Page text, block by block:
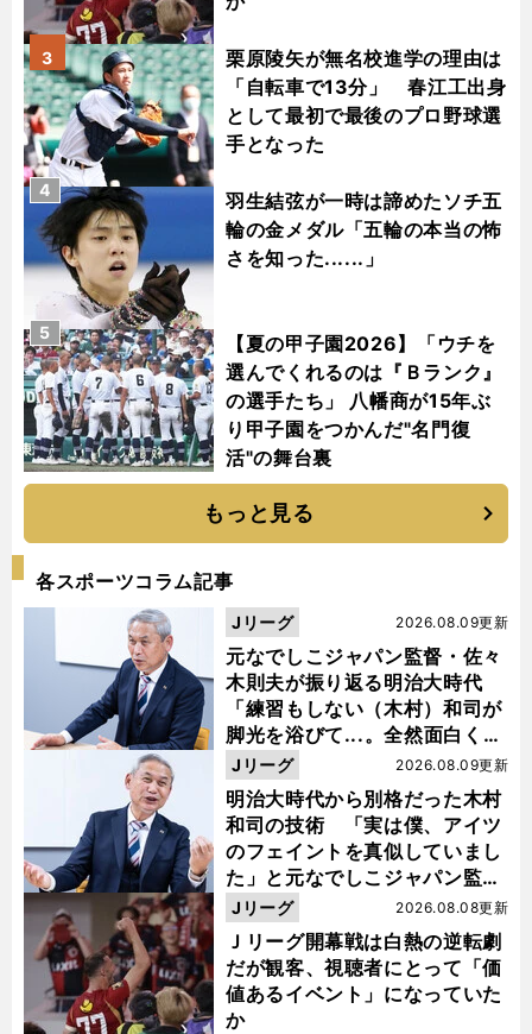
栗原陵矢が無名校進学の理由は
「自転車で13分」 春江工出身
として最初で最後のプロ野球選
手となった
3
羽生結弦が一時は諦めたソチ五
輪の金メダル「五輪の本当の怖
さを知った......」
4
【夏の甲子園2026】「ウチを
選んでくれるのは『Ｂランク』
の選手たち」 八幡商が15年ぶ
り甲子園をつかんだ"名門復
活"の舞台裏
5
もっと見る
各スポーツコラム記事
元なでしこジャパン監督・佐々
木則夫が振り返る明治大時代
「練習もしない（木村）和司が
脚光を浴びて...。全然面白くな
い４年間でした」
2026.08.09更新
Jリーグ
明治大時代から別格だった木村
和司の技術 「実は僕、アイツ
のフェイントを真似していまし
た」と元なでしこジャパン監
督・佐々木則夫
2026.08.09更新
Jリーグ
Ｊリーグ開幕戦は白熱の逆転劇
だが観客、視聴者にとって「価
値あるイベント」になっていた
か
2026.08.08更新
Jリーグ